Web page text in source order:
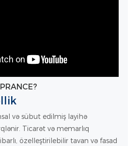
və sübut edilmiş layihə
Ticarət və memarlıq
özelleştirilebilir tavan və fasad